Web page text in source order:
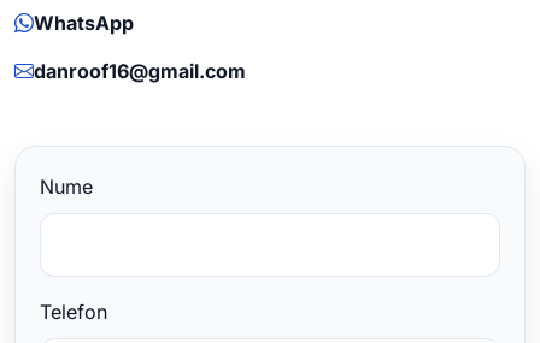
WhatsApp
danroof16@gmail.com
Nume
Telefon